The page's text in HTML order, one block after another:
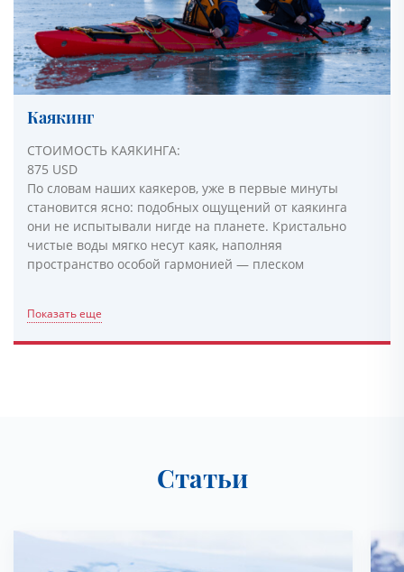
Каякинг
СТОИМОСТЬ КАЯКИНГА:
875 USD
По словам наших каякеров, уже в первые минуты
становится ясно: подобных ощущений от каякинга
они не испытывали нигде на планете. Кристально
чистые воды мягко несут каяк, наполняя
пространство особой гармонией — плеском
Показать еще
Статьи